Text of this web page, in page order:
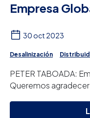
Empresa
30 oct 2023
Desalinización
PETER TABOADA:
Queremos